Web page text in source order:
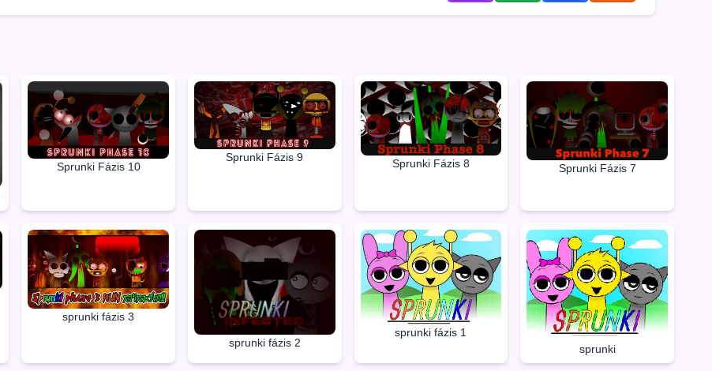
Sprunki Fázis 10
Sprunki Fázis 9 Sprunki Fázis 8 Sprunki Fázis 7
sprunki fázis 3
sprunki fázis 2
sprunki fázis 1
sprunki